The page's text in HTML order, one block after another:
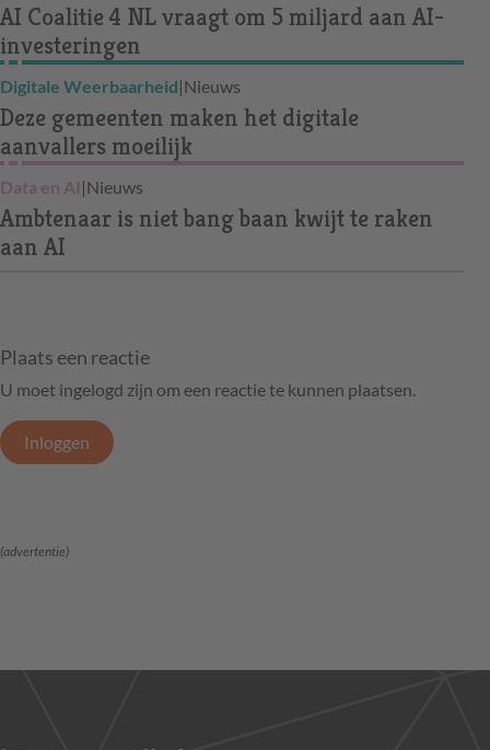
AI Coalitie 4 NL vraagt om 5 miljard aan AI-
investeringen
Digitale Weerbaarheid|Nieuws
Deze gemeenten maken het digitale
aanvallers moeilijk
Data en AI |Nieuws
Ambtenaar is niet bang baan kwijt te raken
aan AI
Plaats een reactie
U moet ingelogd zijn om een reactie te kunnen plaatsen.
Inloggen
(advertentie)